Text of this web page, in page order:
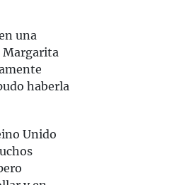
una
Margarita
haberla
Unido